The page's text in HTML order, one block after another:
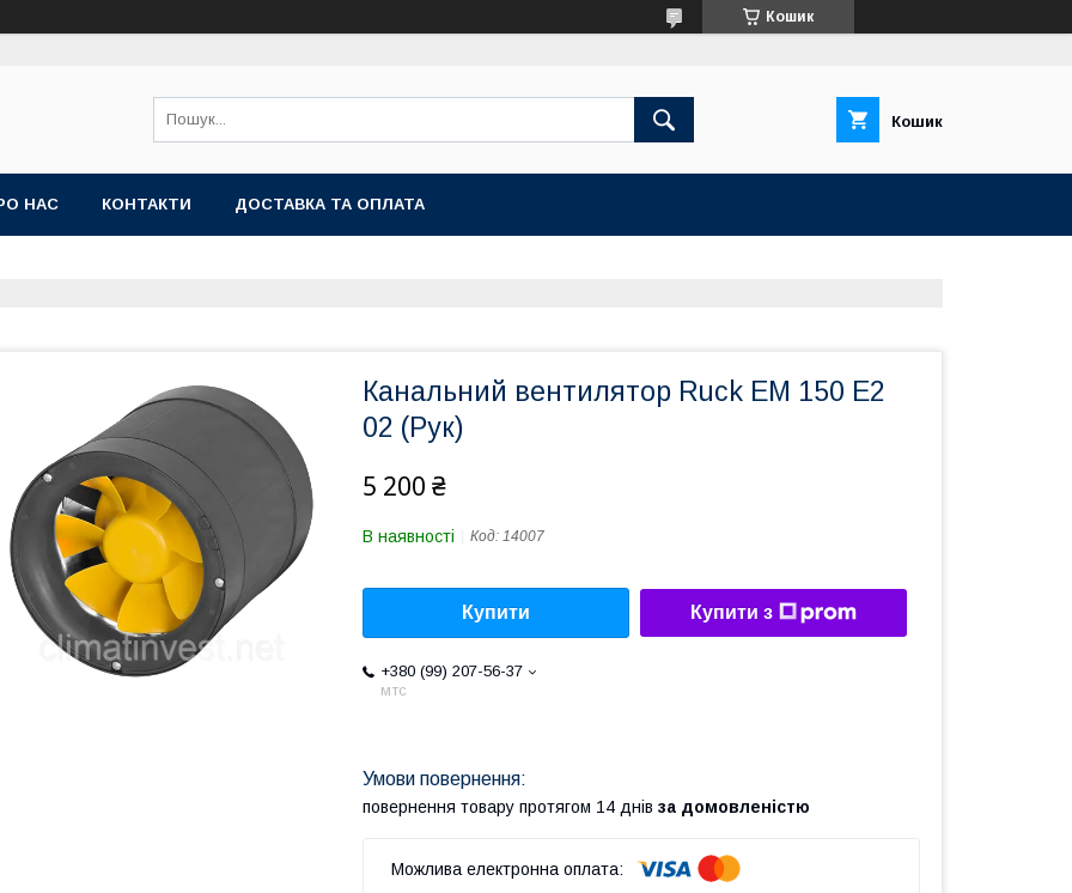
Кошик
Кошик
НАС КОНТАКТИ ДОСТАВКА ТА ОПЛАТА
Канальний вентилятор Ruck EM 150 E2
02 (Рук)
5 200 ₴
В наявності Код: 14007
Купити Купити з
+380 (99) 207-56-37
мтс
повернення товару протягом 14 днів за домовленістю